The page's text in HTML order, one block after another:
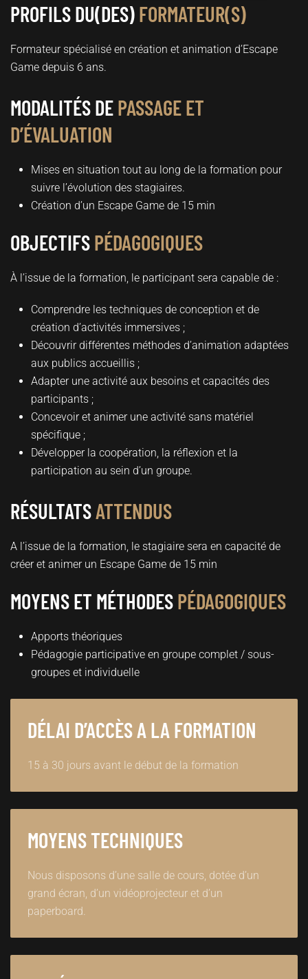
PROFILS DU(DES)FORMATEUR(S)
Formateur spécialisé en création et animation d’Escape
Game depuis 6 ans.
MODALITÉS DEPASSAGE ET
D’ÉVALUATION
Mises en situation tout au long de la formation pour
suivre l’évolution des stagiaires.
Création d’un Escape Game de 15 min
OBJECTIFSPÉDAGOGIQUES
À l’issue de la formation, le participant sera capable de :
Comprendre les techniques de conception et de
création d’activités immersives ;
Découvrir différentes méthodes d’animation adaptées
aux publics accueillis ;
Adapter une activité aux besoins et capacités des
participants ;
Concevoir et animer une activité sans matériel
spécifique ;
Développer la coopération, la réflexion et la
participation au sein d’un groupe.
RÉSULTATSATTENDUS
A l’issue de la formation, le stagiaire sera en capacité de
créer et animer un Escape Game de 15 min
MOYENS ET MÉTHODESPÉDAGOGIQUES
Apports théoriques
Pédagogie participative en groupe complet / sous-
groupes et individuelle
DÉLAI D’ACCÈS A LA FORMATION
15 à 30 jours avant le début de la formation
MOYENS TECHNIQUES
Nous disposons d’une salle de cours, dotée d’un
grand écran, d’un vidéoprojecteur et d’un
paperboard.